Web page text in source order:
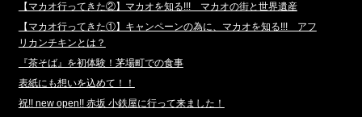
【マカオ行ってきた②】マカオを知る!!! マカオの街と世界遺産
【マカオ行ってきた①】キャンペーンの為に、マカオを知る!!! アフ
リカンチキンとは？
『茶そば』を初体験！茅場町での食事
表紙にも想いを込めて！！
祝!! new open!! 赤坂 小鉄屋に行って来ました！